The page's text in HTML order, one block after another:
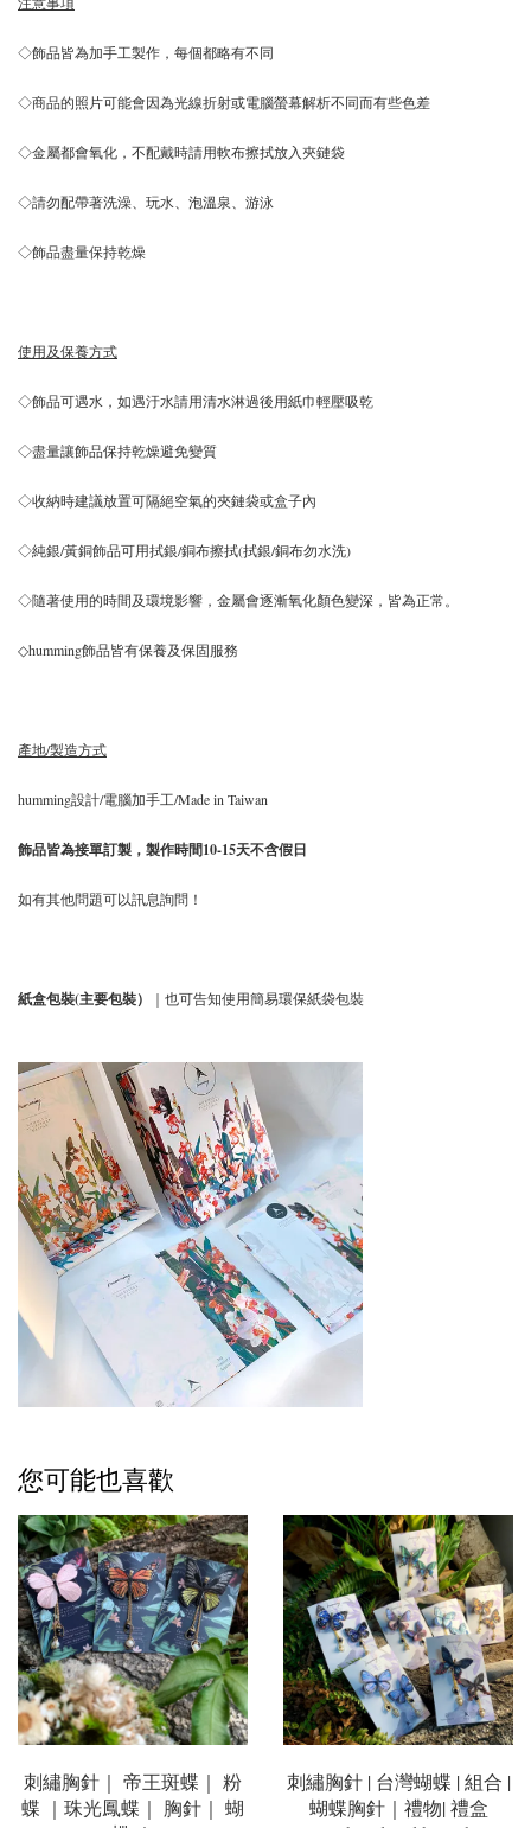
◇飾品皆為加手工製作，每個都略有不同
◇商品的照片可能會因為光線折射或電腦螢幕解析不同而有些色差
◇金屬都會氧化，不配戴時請用軟布擦拭放入夾鏈袋
◇請勿配帶著洗澡、玩水、泡溫泉、游泳
◇飾品盡量保持乾燥
使用及保養方式
◇飾品可遇水，如遇汙水請用清水淋過後用紙巾輕壓吸乾
◇盡量讓飾品保持乾燥避免變質
◇收納時建議放置可隔絕空氣的夾鏈袋或盒子內
◇純銀/黃銅飾品可用拭銀/銅布擦拭(拭銀/銅布勿水洗)
◇隨著使用的時間及環境影響，金屬會逐漸氧化顏色變深，皆為正常。
◇humming飾品皆有保養及保固服務
產地/製造方式
humming設計/電腦加手工/Made in Taiwan
飾品皆為接單訂製，製作時間10-15天不含假日
如有其他問題可以訊息詢問！
紙盒包裝(主要包裝） ｜也可告知使用簡易環保紙袋包裝
您可能也喜歡
刺繡胸針｜ 帝王斑蝶｜ 粉
蝶 ｜珠光鳳蝶｜ 胸針｜ 蝴
刺繡胸針 | 台灣蝴蝶 | 組合 |
蝴蝶胸針｜禮物| 禮盒